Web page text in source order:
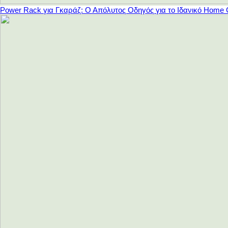
Power Rack για Γκαράζ: Ο Απόλυτος Οδηγός για το Ιδανικό Home